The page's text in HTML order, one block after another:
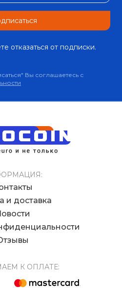
отказаться от подписки.
Вы соглашаетесь с
и доставка
К ОПЛАТЕ: